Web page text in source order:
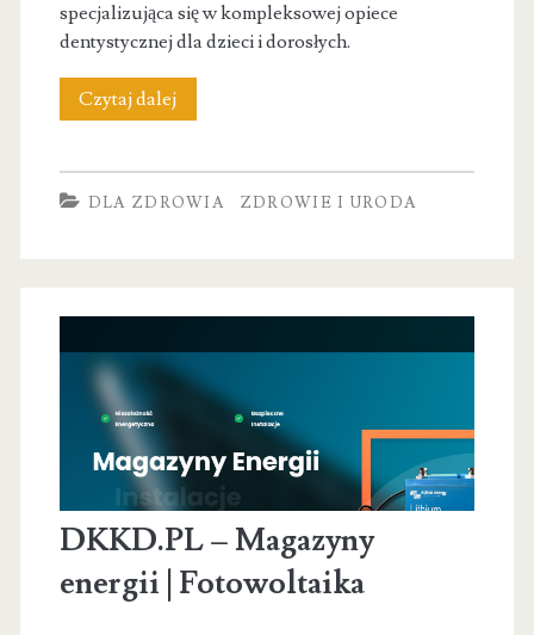
specjalizująca się w kompleksowej opiece
dentystycznej dla dzieci i dorosłych.
Czytaj dalejMR
|
Dentysta
Żoliborz
DLA ZDROWIA ZDROWIE I URODA
DKKD.PL – Magazyny
energii | Fotowoltaika